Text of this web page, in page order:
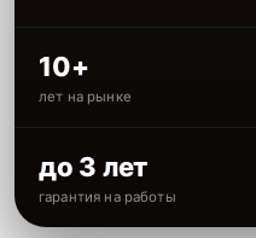
10+
лет на рынке
до 3 лет
гарантия на работы